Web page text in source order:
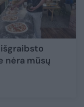
nėra mūsų